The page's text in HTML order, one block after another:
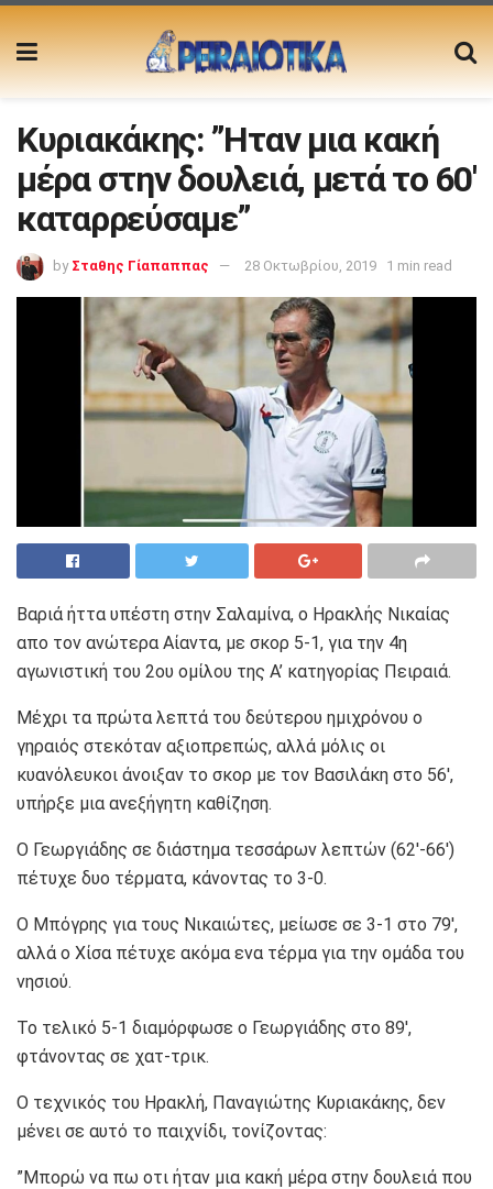
Κυριακάκης: ”Ηταν μια κακή
μέρα στην δουλειά, μετά το 60′
καταρρεύσαμε”
by Σταθης Γίαπαππας 28 Οκτωβρίου, 2019 1 min read
Βαριά ήττα υπέστη στην Σαλαμίνα, ο Ηρακλής Νικαίας
απο τον ανώτερα Αίαντα, με σκορ 5-1, για την 4η
αγωνιστική του 2ου ομίλου της Α’ κατηγορίας Πειραιά.
Μέχρι τα πρώτα λεπτά του δεύτερου ημιχρόνου ο
γηραιός στεκόταν αξιοπρεπώς, αλλά μόλις οι
κυανόλευκοι άνοιξαν το σκορ με τον Βασιλάκη στο 56′,
υπήρξε μια ανεξήγητη καθίζηση.
Ο Γεωργιάδης σε διάστημα τεσσάρων λεπτών (62′-66′)
πέτυχε δυο τέρματα, κάνοντας το 3-0.
Ο Μπόγρης για τους Νικαιώτες, μείωσε σε 3-1 στο 79′,
αλλά ο Χίσα πέτυχε ακόμα ενα τέρμα για την ομάδα του
νησιού.
Το τελικό 5-1 διαμόρφωσε ο Γεωργιάδης στο 89′,
φτάνοντας σε χατ-τρικ.
Ο τεχνικός του Ηρακλή, Παναγιώτης Κυριακάκης, δεν
μένει σε αυτό το παιχνίδι, τονίζοντας:
”Μπορώ να πω οτι ήταν μια κακή μέρα στην δουλειά που